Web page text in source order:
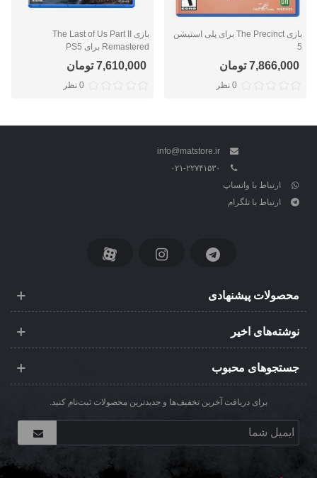
بازی The Precinct برای پلی استیشن
5
7,866,000 تومان
0 نظر
بازی The Last of Us Part II
Remastered برای PS5
7,610,000 تومان
0 نظر
info@matstore.ir
۰۲۱-۲۲۷۴۱۵۳۰
ارتباط با واتساپ
ارتباط با تلگرام
محصولات پیشنهادی
نوشته‌های اخیر
جستجوهای محبوب
برای دریافت آخرین تخفیف‌ها و جدیدترین محصولات ثبت‌نام کنید.